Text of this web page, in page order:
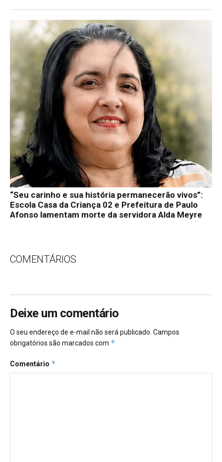
“Seu carinho e sua história permanecerão vivos”:
Escola Casa da Criança 02 e Prefeitura de Paulo
Afonso lamentam morte da servidora Alda Meyre
COMENTÁRIOS
Deixe um comentário
O seu endereço de e-mail não será publicado. Campos
obrigatórios são marcados com *
Comentário *